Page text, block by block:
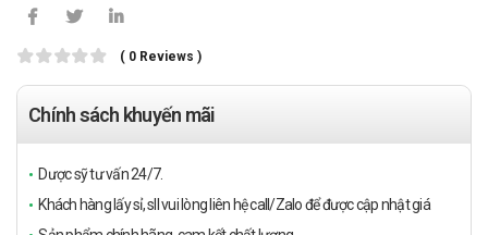
( 0 Reviews )
Chính sách khuyến mãi
Dược sỹ tư vấn 24/7.
Khách hàng lấy sỉ, sll vui lòng liên hệ call/Zalo để được cập nhật giá